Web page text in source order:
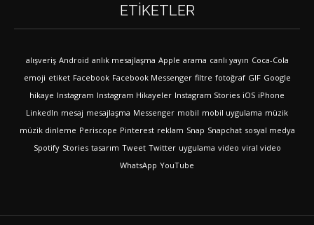
ETIKETLER
alışveriş Android anlık mesajlaşma Apple arama canlı yayın Coca-Cola
emoji etiket Facebook Facebook Messenger filtre fotoğraf GIF Google
hikaye Instagram Instagram Hikayeler Instagram Stories iOS iPhone
LinkedIn mesaj mesajlaşma Messenger mobil mobil uygulama müzik
müzik dinleme Periscope Pinterest reklam Snap Snapchat sosyal medya
Spotify Stories tasarım Tweet Twitter uygulama video viral video
WhatsApp YouTube